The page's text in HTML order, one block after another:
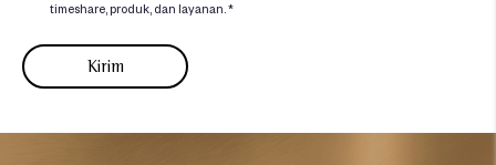
timeshare, produk, dan layanan. *